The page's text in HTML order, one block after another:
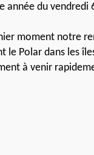
année du vendredi
moment notre
le Polar dans les
à venir